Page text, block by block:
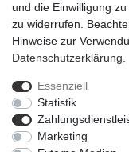
Impressum
und die Einwilligung
zu widerrufen.
Hinweise zur
Daten­schutz­erklärung
Essenziell
Statistik
Marketing